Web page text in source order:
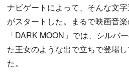
ナビゲートによって、そんな文字
がスタートした。まるで映画音
「DARK MOON」では、シルバ
た王女のような出で立ちで登場
た。